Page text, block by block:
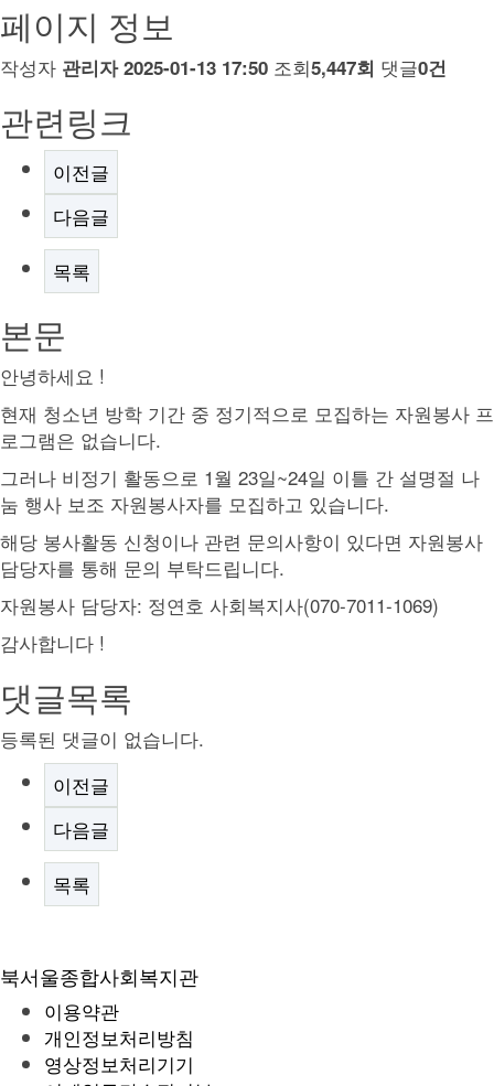
페이지 정보
작성자 관리자 2025-01-13 17:50 조회5,447회 댓글0건
관련링크
이전글
다음글
목록
본문
안녕하세요 !
현재 청소년 방학 기간 중 정기적으로 모집하는 자원봉사 프
로그램은 없습니다.
그러나 비정기 활동으로 1월 23일~24일 이틀 간 설명절 나
눔 행사 보조 자원봉사자를 모집하고 있습니다.
해당 봉사활동 신청이나 관련 문의사항이 있다면 자원봉사
담당자를 통해 문의 부탁드립니다.
자원봉사 담당자: 정연호 사회복지사(070-7011-1069)
감사합니다 !
댓글목록
등록된 댓글이 없습니다.
이전글
다음글
목록
북서울종합사회복지관
이용약관
개인정보처리방침
영상정보처리기기